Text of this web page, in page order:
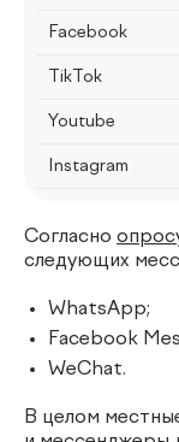
Facebook
TikTok
Youtube
Instagram
Согласно
следующих
WhatsApp;
Facebook
WeChat.
В целом